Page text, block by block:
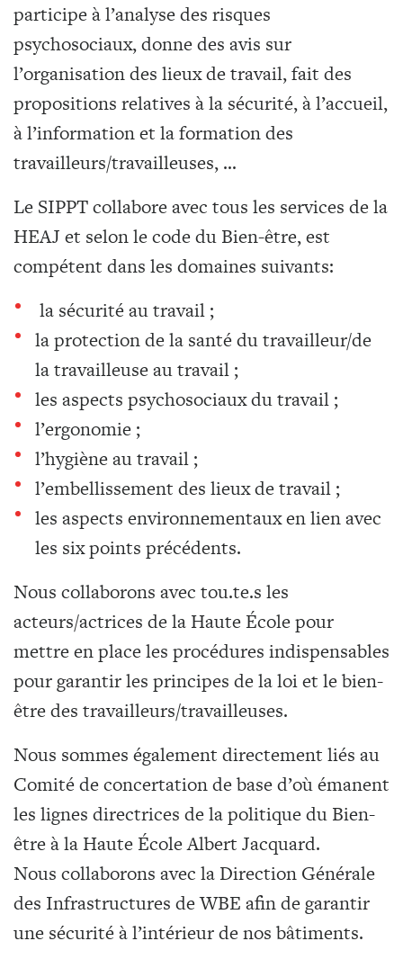
participe à l’analyse des risques
psychosociaux, donne des avis sur
l’organisation des lieux de travail, fait des
propositions relatives à la sécurité, à l’accueil,
à l’information et la formation des
travailleurs/travailleuses, …
Le SIPPT collabore avec tous les services de la
HEAJ et selon le code du Bien-être, est
compétent dans les domaines suivants:
la sécurité au travail ;
la protection de la santé du travailleur/de
la travailleuse au travail ;
les aspects psychosociaux du travail ;
l’ergonomie ;
l’hygiène au travail ;
l’embellissement des lieux de travail ;
les aspects environnementaux en lien avec
les six points précédents.
Nous collaborons avec tou.te.s les
acteurs/actrices de la Haute École pour
mettre en place les procédures indispensables
pour garantir les principes de la loi et le bien-
être des travailleurs/travailleuses.
Nous sommes également directement liés au
Comité de concertation de base d’où émanent
les lignes directrices de la politique du Bien-
être à la Haute École Albert Jacquard.
Nous collaborons avec la Direction Générale
des Infrastructures de WBE afin de garantir
une sécurité à l’intérieur de nos bâtiments.